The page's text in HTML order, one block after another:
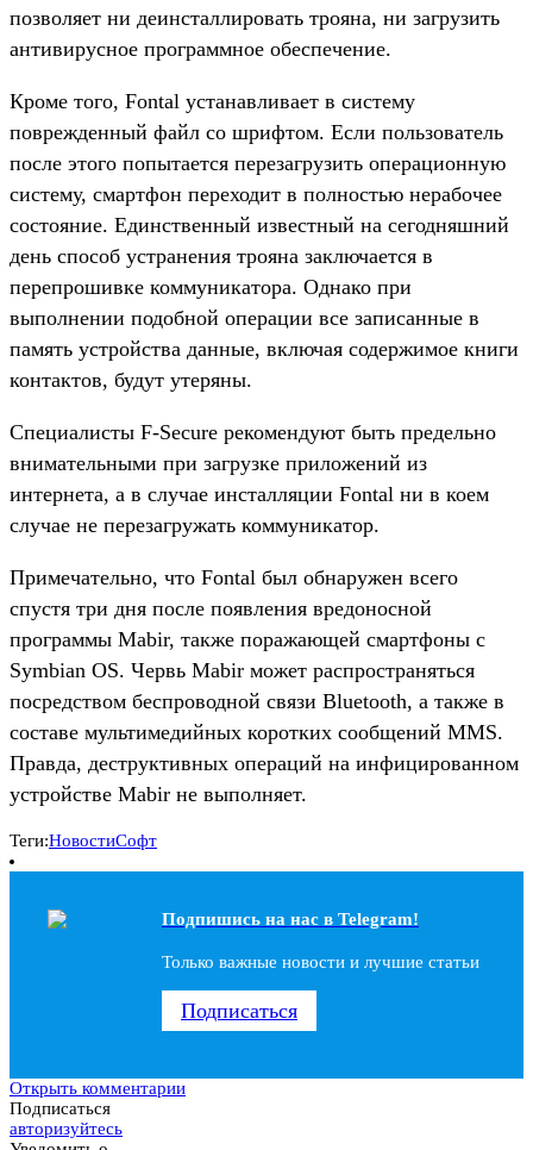
позволяет ни деинсталлировать трояна, ни загрузить
антивирусное программное обеспечение.
Кроме того, Fontal устанавливает в систему
поврежденный файл со шрифтом. Если пользователь
после этого попытается перезагрузить операционную
систему, смартфон переходит в полностью нерабочее
состояние. Единственный известный на сегодняшний
день способ устранения трояна заключается в
перепрошивке коммуникатора. Однако при
выполнении подобной операции все записанные в
память устройства данные, включая содержимое книги
контактов, будут утеряны.
Специалисты F-Secure рекомендуют быть предельно
внимательными при загрузке приложений из
интернета, а в случае инсталляции Fontal ни в коем
случае не перезагружать коммуникатор.
Примечательно, что Fontal был обнаружен всего
спустя три дня после появления вредоносной
программы Mabir, также поражающей смартфоны с
Symbian OS. Червь Mabir может распространяться
посредством беспроводной связи Bluetooth, а также в
составе мультимедийных коротких сообщений MMS.
Правда, деструктивных операций на инфицированном
устройстве Mabir не выполняет.
Теги:НовостиСофт
Подпишись на наc в Telegram!
Только важные новости и лучшие статьи
Подписаться
Открыть комментарии
Подписаться
авторизуйтесь